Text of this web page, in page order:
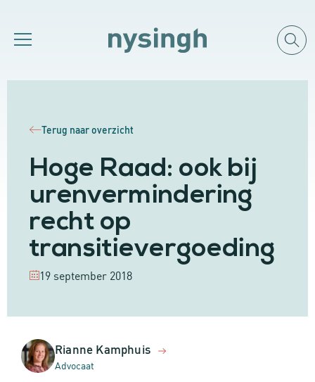
Terug naar overzicht
Hoge Raad: ook bij
urenvermindering
recht op
transitievergoeding
19 september 2018
Rianne Kamphuis
Advocaat